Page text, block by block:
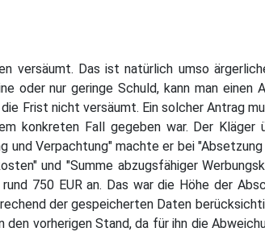
versäumt. Das ist natürlich umso
oder nur geringe Schuld, kann man einen
Frist nicht versäumt. Ein solcher Antrag
konkreten Fall gegeben war. Der Kläger
und Verpachtung" machte er bei
und "Summe abzugsfähiger
750 EUR an. Das war die Höhe der
der gespeicherten Daten
vorherigen Stand, da für ihn die